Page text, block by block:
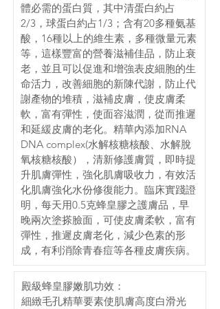
體必需的蛋白質，其中清蛋白約占
2/3，球蛋白約占1/3；含有20多種氨基
酸，16種以上的維生素，多種微量元素
等，這樣豐富的營養滋補佳品，防止衰
老，並且可以促進和增強表皮細胞的生
命活力，改善細胞的新陳代謝，防止代
謝產物的堆積，滋補皮膚，使皮膚柔
軟，富有彈性，使面容滋潤，從而推遲
和延緩皮膚的老化。精華內添加RNA
DNA complex(水解核糖核酸、水解脫
氧核糖核酸），清新修護膚質，即時提
升肌膚彈性，強化肌膚吸收力，有效活
化肌膚強化水份修復能力。臨床實踐證
明，每天用0.5克蜂皇膠之護膚品，早
晚兩次塗搽臉面，可使皮膚柔軟，富有
彈性，推遲皮膚老化，減少色素的形
成，有利消除青春痘等各種皮膚疾病。
殿級蜂皇膠嫩肌功效：
細緻毛孔精華要素使肌膚高度白滑光